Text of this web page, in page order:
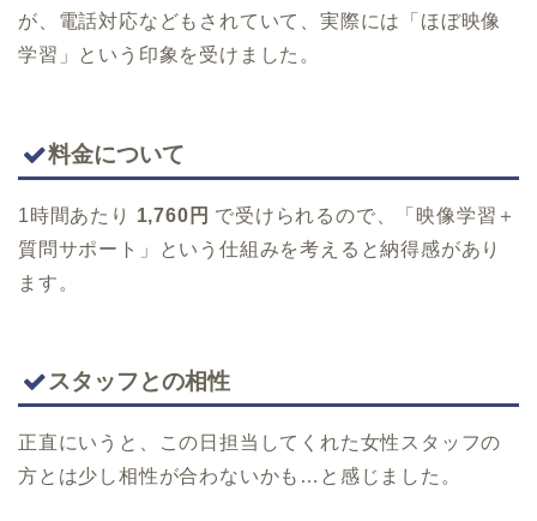
が、電話対応などもされていて、実際には「ほぼ映像
学習」という印象を受けました。
料金について
1時間あたり 1,760円 で受けられるので、「映像学習＋
質問サポート」という仕組みを考えると納得感があり
ます。
スタッフとの相性
正直にいうと、この日担当してくれた女性スタッフの
方とは少し相性が合わないかも…と感じました。